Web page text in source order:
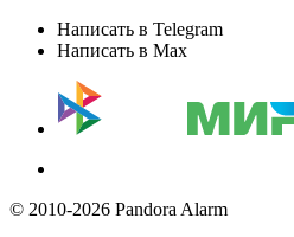
Написать в Telegram
Написать в Max
© 2010-2026 Pandora Alarm